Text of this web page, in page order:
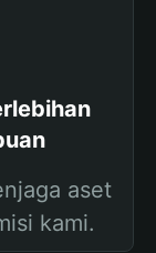
aset
kami.